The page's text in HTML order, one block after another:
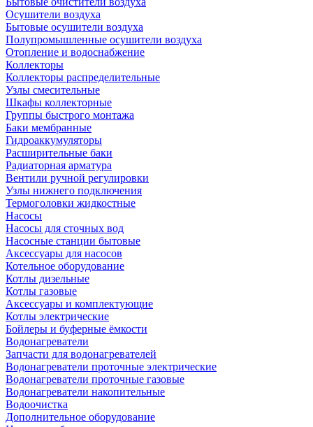
Осушители воздуха
Бытовые осушители воздуха
Полупромышленные осушители воздуха
Отопление и водоснабжение
Коллекторы
Коллекторы распределительные
Узлы смесительные
Шкафы коллекторные
Группы быстрого монтажа
Баки мембранные
Гидроаккумуляторы
Расширительные баки
Радиаторная арматура
Вентили ручной регулировки
Узлы нижнего подключения
Термоголовки жидкостные
Насосы
Насосы для сточных вод
Насосные станции бытовые
Аксессуары для насосов
Котельное оборудование
Котлы дизельные
Котлы газовые
Аксессуары и комплектующие
Котлы электрические
Бойлеры и буферные ёмкости
Водонагреватели
Запчасти для водонагревателей
Водонагреватели проточные электрические
Водонагреватели проточные газовые
Водонагреватели накопительные
Водоочистка
Дополнительное оборудование